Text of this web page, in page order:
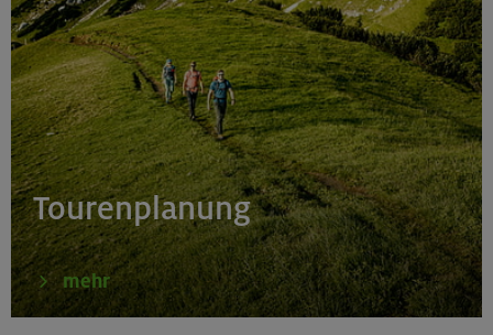
Tourenplanung
mehr